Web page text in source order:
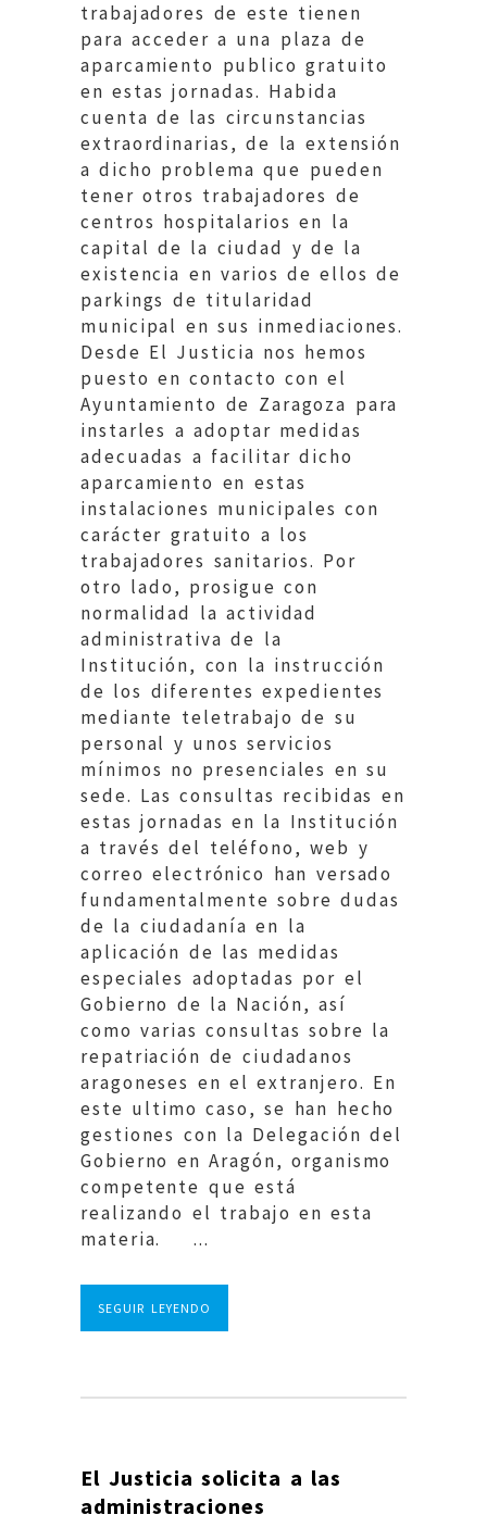
trabajadores de este tienen
para acceder a una plaza de
aparcamiento publico gratuito
en estas jornadas. Habida
cuenta de las circunstancias
extraordinarias, de la extensión
a dicho problema que pueden
tener otros trabajadores de
centros hospitalarios en la
capital de la ciudad y de la
existencia en varios de ellos de
parkings de titularidad
municipal en sus inmediaciones.
Desde El Justicia nos hemos
puesto en contacto con el
Ayuntamiento de Zaragoza para
instarles a adoptar medidas
adecuadas a facilitar dicho
aparcamiento en estas
instalaciones municipales con
carácter gratuito a los
trabajadores sanitarios. Por
otro lado, prosigue con
normalidad la actividad
administrativa de la
Institución, con la instrucción
de los diferentes expedientes
mediante teletrabajo de su
personal y unos servicios
mínimos no presenciales en su
sede. Las consultas recibidas en
estas jornadas en la Institución
a través del teléfono, web y
correo electrónico han versado
fundamentalmente sobre dudas
de la ciudadanía en la
aplicación de las medidas
especiales adoptadas por el
Gobierno de la Nación, así
como varias consultas sobre la
repatriación de ciudadanos
aragoneses en el extranjero. En
este ultimo caso, se han hecho
gestiones con la Delegación del
Gobierno en Aragón, organismo
competente que está
realizando el trabajo en esta
materia. ...
SEGUIR LEYENDO
El Justicia solicita a las
administraciones